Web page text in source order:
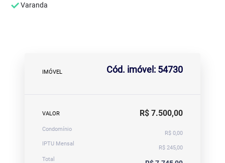
Varanda
IMÓVEL Cód. imóvel: 54730
VALOR R$ 7.500,00
Condomínio
R$ 0,00
IPTU Mensal
R$ 245,00
Total